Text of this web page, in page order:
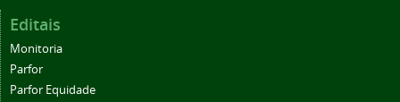
Editais
Monitoria
Parfor
Parfor Equidade